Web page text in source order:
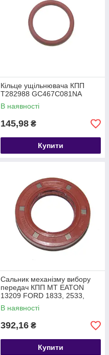
Кільце ущільнювача КПП
T282988 GC467C081NA
В наявності
145,98 ₴
Купити
Сальник механізму вибору
передач КПП МТ EATON
13209 FORD 1833, 2533,
2633 T268546 GC467D065FA
В наявності
392,16 ₴
Купити